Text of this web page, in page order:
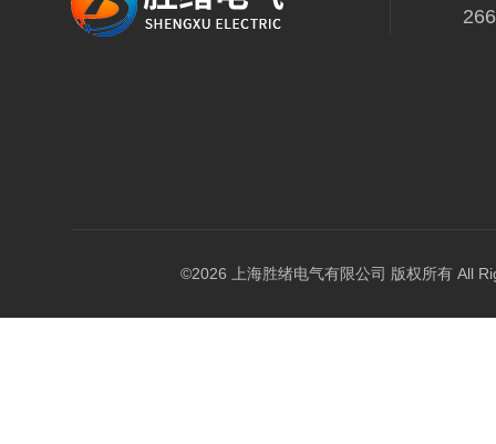
©2026 上海胜绪电气有限公司 版权所有 All